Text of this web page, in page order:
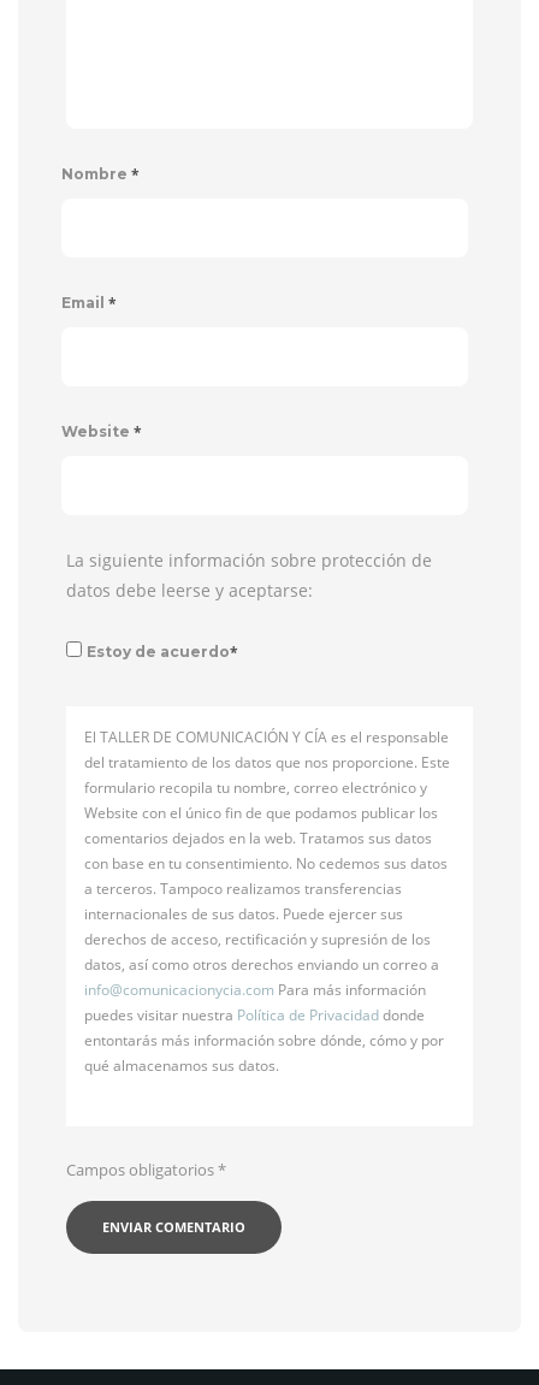
Nombre *
Email *
Website *
La siguiente información sobre protección de
datos debe leerse y aceptarse:
Estoy de acuerdo*
El TALLER DE COMUNICACIÓN Y CÍA es el responsable
del tratamiento de los datos que nos proporcione. Este
formulario recopila tu nombre, correo electrónico y
Website con el único fin de que podamos publicar los
comentarios dejados en la web. Tratamos sus datos
con base en tu consentimiento. No cedemos sus datos
a terceros. Tampoco realizamos transferencias
internacionales de sus datos. Puede ejercer sus
derechos de acceso, rectificación y supresión de los
datos, así como otros derechos enviando un correo a
info@comunicacionycia.com Para más información
puedes visitar nuestra Política de Privacidaddonde
entontarás más información sobre dónde, cómo y por
qué almacenamos sus datos.
Campos obligatorios*